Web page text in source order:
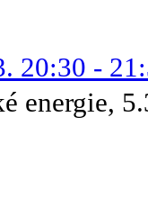
20:30 -
energie,